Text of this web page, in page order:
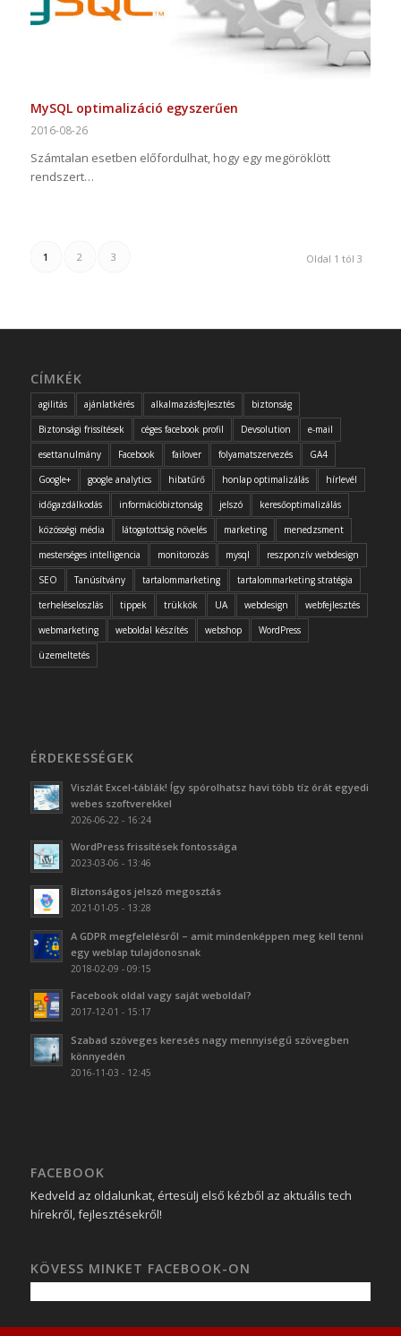
MySQL optimalizáció egyszerűen
2016-08-26
Számtalan esetben előfordulhat, hogy egy megöröklött
rendszert…
Oldal 1 tól 3
1 2 3
CÍMKÉK
agilitás ajánlatkérés alkalmazásfejlesztés
biztonság
Biztonsági frissítések
céges facebook profil Devsolution
e-mail
esettanulmány
Facebook failover folyamatszervezés
GA4
Google+
google analytics hibatűrő honlap optimalizálás
hírlevél
időgazdálkodás
információbiztonság jelszó
keresőoptimalizálás
közösségi média
látogatottság növelés marketing
menedzsment
mesterséges intelligencia
monitorozás mysql
reszponzív webdesign
SEO
Tanúsítvány tartalommarketing
tartalommarketing stratégia
terheléseloszlás
tippek trükkök UA webdesign
webfejlesztés
webmarketing
weboldal készítés webshop
WordPress
üzemeltetés
ÉRDEKESSÉGEK
Viszlát Excel-táblák! Így spórolhatsz havi több tíz órát egyedi
webes szoftverekkel
2026-06-22 - 16:24
WordPress frissítések fontossága
2023-03-06 - 13:46
Biztonságos jelszó megosztás
2021-01-05 - 13:28
A GDPR megfelelésről – amit mindenképpen meg kell tenni
egy weblap tulajdonosnak
2018-02-09 - 09:15
Facebook oldal vagy saját weboldal?
2017-12-01 - 15:17
Szabad szöveges keresés nagy mennyiségű szövegben
könnyedén
2016-11-03 - 12:45
FACEBOOK
Kedveld az oldalunkat, értesülj első kézből az aktuális tech
hírekről, fejlesztésekről!
KÖVESS MINKET FACEBOOK-ON